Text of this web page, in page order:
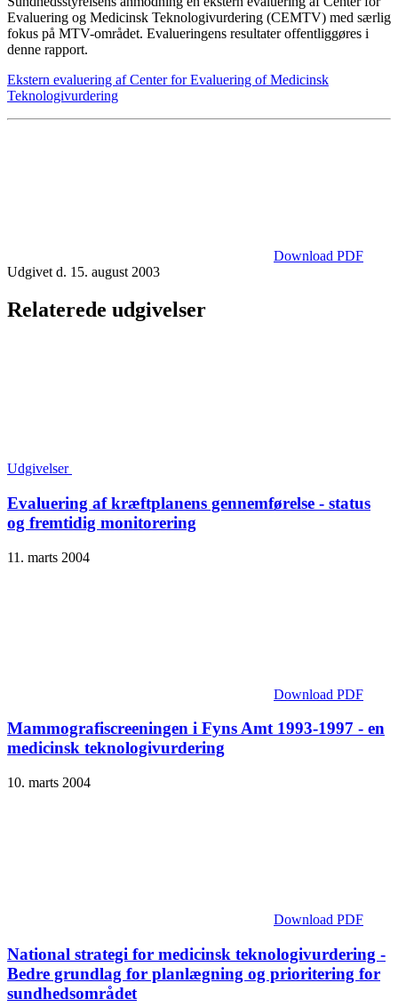
Evaluering og Medicinsk Teknologivurdering (CEMTV) med særlig
fokus på MTV-området. Evalueringens resultater offentliggøres i
denne rapport.
Ekstern evaluering af Center for Evaluering of Medicinsk
Teknologivurdering
Download PDF
Udgivet d. 15. august 2003
Relaterede udgivelser
Udgivelser
Evaluering af kræftplanens gennemførelse - status
og fremtidig monitorering
11. marts 2004
Download PDF
Mammografiscreeningen i Fyns Amt 1993-1997 - en
medicinsk teknologivurdering
10. marts 2004
Download PDF
National strategi for medicinsk teknologivurdering -
Bedre grundlag for planlægning og prioritering for
sundhedsområdet